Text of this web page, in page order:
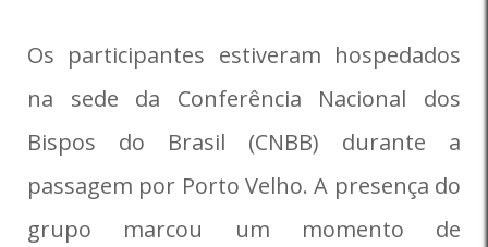
Os participantes estiveram hospedados
na sede da Conferência Nacional dos
Bispos do Brasil (CNBB) durante a
passagem por Porto Velho. A presença do
grupo marcou um momento de